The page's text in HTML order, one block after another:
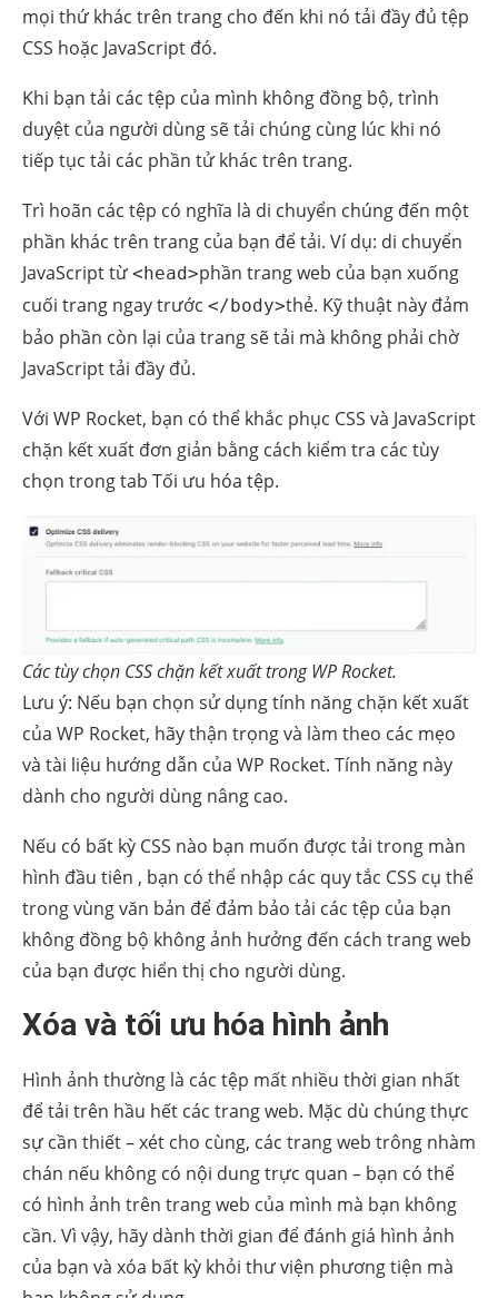
mọi thứ khác trên trang cho đến khi nó tải đầy đủ tệp
CSS hoặc JavaScript đó.
Khi bạn tải các tệp của mình không đồng bộ, trình
duyệt của người dùng sẽ tải chúng cùng lúc khi nó
tiếp tục tải các phần tử khác trên trang.
Trì hoãn các tệp có nghĩa là di chuyển chúng đến một
phần khác trên trang của bạn để tải. Ví dụ: di chuyển
JavaScript từ <head>phần trang web của bạn xuống
cuối trang ngay trước </body>thẻ. Kỹ thuật này đảm
bảo phần còn lại của trang sẽ tải mà không phải chờ
JavaScript tải đầy đủ.
Với WP Rocket, bạn có thể khắc phục CSS và JavaScript
chặn kết xuất đơn giản bằng cách kiểm tra các tùy
chọn trong tab Tối ưu hóa tệp.
Các tùy chọn CSS chặn kết xuất trong WP Rocket.
Lưu ý: Nếu bạn chọn sử dụng tính năng chặn kết xuất
của WP Rocket, hãy thận trọng và làm theo các mẹo
và tài liệu hướng dẫn của WP Rocket. Tính năng này
dành cho người dùng nâng cao.
Nếu có bất kỳ CSS nào bạn muốn được tải trong màn
hình đầu tiên , bạn có thể nhập các quy tắc CSS cụ thể
trong vùng văn bản để đảm bảo tải các tệp của bạn
không đồng bộ không ảnh hưởng đến cách trang web
của bạn được hiển thị cho người dùng.
Xóa và tối ưu hóa hình ảnh
Hình ảnh thường là các tệp mất nhiều thời gian nhất
để tải trên hầu hết các trang web. Mặc dù chúng thực
sự cần thiết – xét cho cùng, các trang web trông nhàm
chán nếu không có nội dung trực quan – bạn có thể
có hình ảnh trên trang web của mình mà bạn không
cần. Vì vậy, hãy dành thời gian để đánh giá hình ảnh
của bạn và xóa bất kỳ khỏi thư viện phương tiện mà